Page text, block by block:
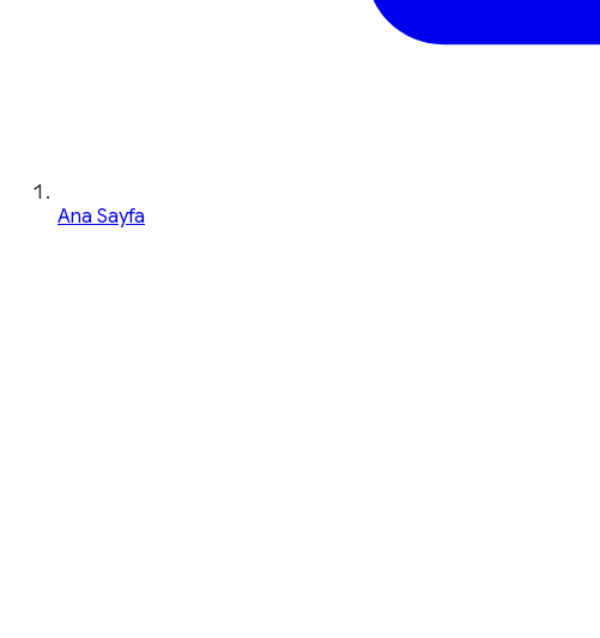
Ana Sayfa